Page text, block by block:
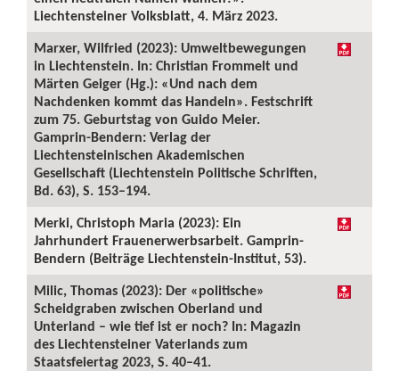
Liechtensteiner Volksblatt, 4. März 2023.
Marxer, Wilfried (2023): Umweltbewegungen
in Liechtenstein. In: Christian Frommelt und
Märten Geiger (Hg.): «Und nach dem
Nachdenken kommt das Handeln». Festschrift
zum 75. Geburtstag von Guido Meier.
Gamprin-Bendern: Verlag der
Liechtensteinischen Akademischen
Gesellschaft (Liechtenstein Politische Schriften,
Bd. 63), S. 153–194.
Merki, Christoph Maria (2023): Ein
Jahrhundert Frauenerwerbsarbeit. Gamprin-
Bendern (Beiträge Liechtenstein-Institut, 53).
Milic, Thomas (2023): Der «politische»
Scheidgraben zwischen Oberland und
Unterland – wie tief ist er noch? In: Magazin
des Liechtensteiner Vaterlands zum
Staatsfeiertag 2023, S. 40–41.